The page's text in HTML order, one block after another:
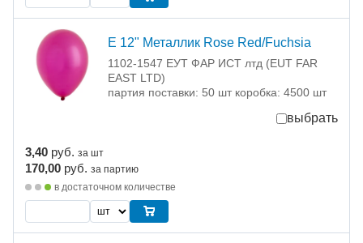
Е 12" Металлик Rose Red/Fuchsia
1102-1547 ЕУТ ФАР ИСТ лтд (EUT FAR
EAST LTD)
партия поставки: 50 шт коробка: 4500 шт
выбрать
3,40 руб. за шт
170,00 руб. за партию
в достаточном количестве